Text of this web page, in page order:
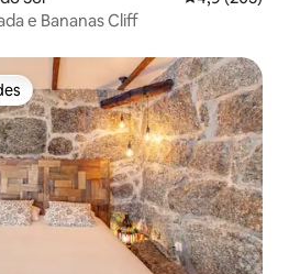
e Bananas Cliff
dos hóspedes